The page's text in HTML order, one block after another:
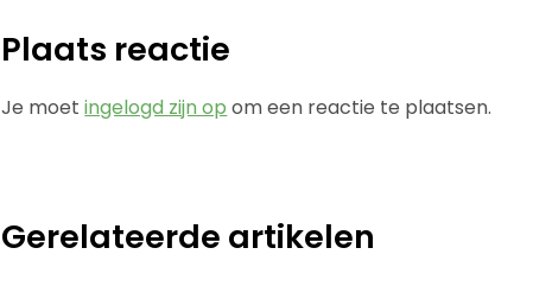
Plaats reactie
Je moetingelogd zijn op om een reactie te plaatsen.
Gerelateerde artikelen